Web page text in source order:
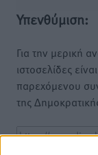
Υπενθύμιση:
Για την μερική
ιστοσελίδες
παρεχόμενου
της